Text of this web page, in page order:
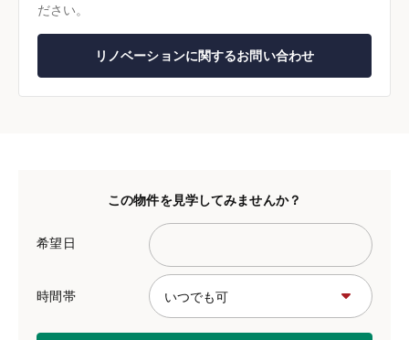
ださい。
リノベーションに関するお問い合わせ
この物件を見学してみませんか？
希望日
時間帯